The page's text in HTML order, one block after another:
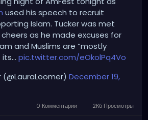
used his speech to recruit
Islam. Tucker was met
as he made excuses for
and Muslims are “mostly
its… pic.twitter.com/eOkolPq4Vo
December 19,
0 Комментарии 2Кб Просмотры